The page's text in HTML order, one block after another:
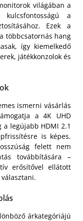
világában a
kulcsfontosságú a
Ezek a
többcsatornás hang
így kiemelkedő
játékkonzolok és
ismerni vásárlás
a 4K UHD
legújabb HDMI 2.1
is képes.
felett nem
továbbítására –
erősítővel ellátott
árkategóriájú